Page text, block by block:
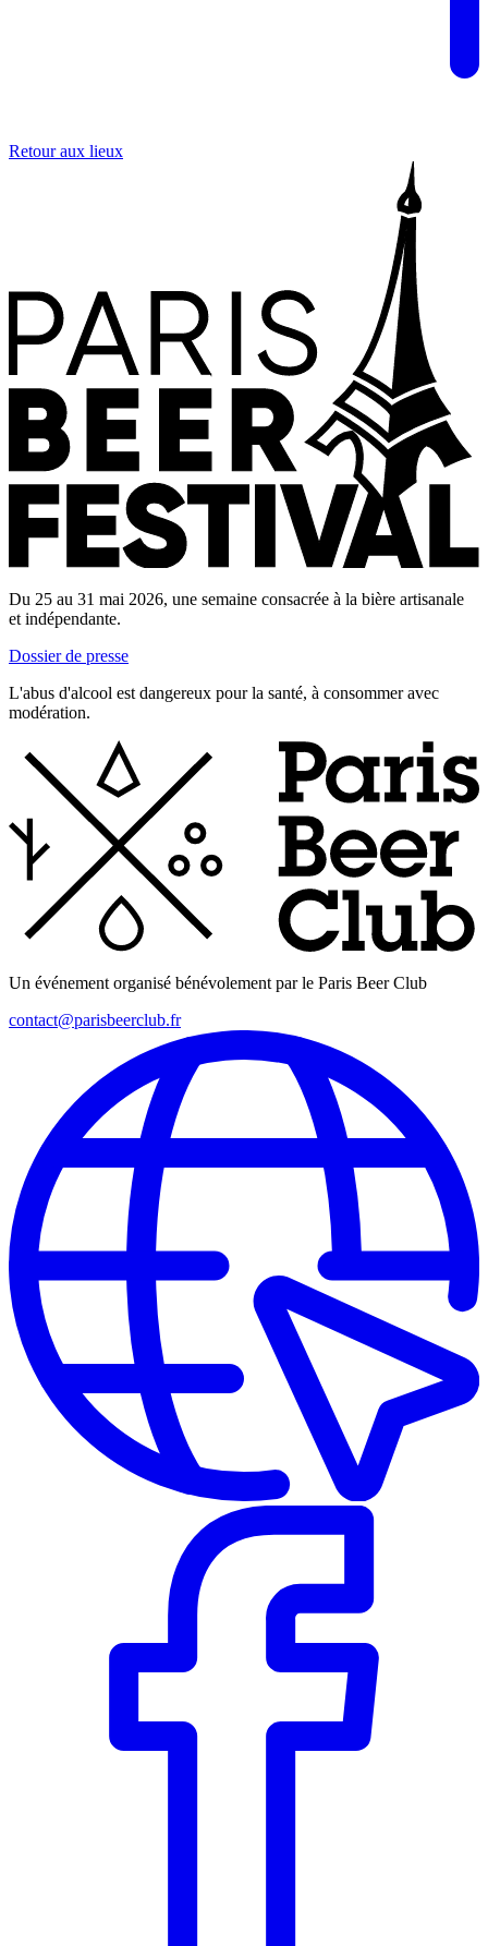
Retour aux lieux
Du 25 au 31 mai 2026, une semaine consacrée à la bière artisanale
et indépendante.
Dossier de presse
L'abus d'alcool est dangereux pour la santé, à consommer avec
modération.
Un événement organisé bénévolement par le Paris Beer Club
contact@parisbeerclub.fr